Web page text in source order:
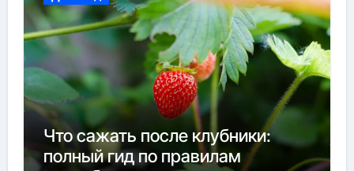
Что сажать после клубники:
полный гид по правилам